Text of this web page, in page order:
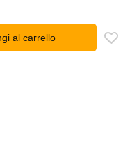
al carrello